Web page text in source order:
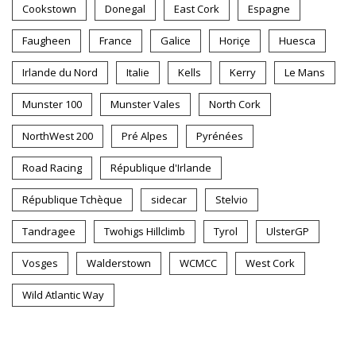
Cookstown Donegal East Cork Espagne
Faugheen France Galice Horiçe Huesca
Irlande du Nord Italie Kells Kerry Le Mans
Munster 100 Munster Vales North Cork
NorthWest 200 Pré Alpes Pyrénées
Road Racing République d'Irlande
République Tchèque sidecar Stelvio
Tandragee Twohigs Hillclimb Tyrol UlsterGP
Vosges Walderstown WCMCC West Cork
Wild Atlantic Way